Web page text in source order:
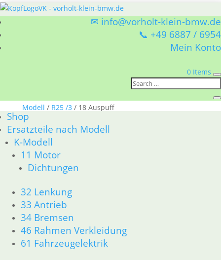
✉ info@vorholt-klein-bmw.de
📞 +49 6887 / 6954
Mein Konto
0 Items
Shop
Ersatzteile nach Modell
K-Modell
11 Motor
Dichtungen
32 Lenkung
33 Antrieb
34 Bremsen
46 Rahmen Verkleidung
61 Fahrzeugelektrik
Modell / R25 /3/ 18 Auspuff
18 Auspuff
BMW R25 /3 18 Auspuff
Alle 3 Ergebnisse werden angezeigt
Gummilager Schalldämpfer
hinten
2,50€
Artikelnummer: 4080137
inkl. MwSt.